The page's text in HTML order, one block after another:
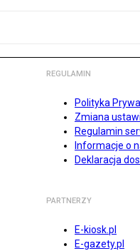
REGULAMIN
Polityka
Zmiana
Regulamin
Informacje o
Deklaracja
PARTNERZY
E-kiosk.pl
E-gazety.pl